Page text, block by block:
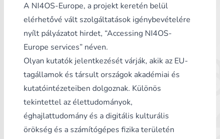
A NI4OS-Europe, a projekt keretén belül
elérhetővé vált szolgáltatások igénybevételére
nyílt pályázatot hirdet, “Accessing NI4OS-
Europe services” néven.
Olyan kutatók jelentkezését várják, akik az EU-
tagállamok és társult országok akadémiai és
kutatóintézeteiben dolgoznak. Különös
tekintettel az élettudományok,
éghajlattudomány és a digitális kulturális
örökség és a számítógépes fizika területén